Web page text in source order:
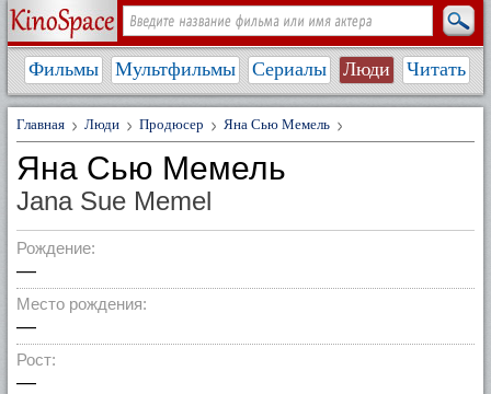
Фильмы Мультфильмы Сериалы Люди Читать
Главная Люди Продюсер Яна Сью Мемель
Яна Сью Мемель
Jana Sue Memel
Рождение:
—
Место рождения:
—
Рост:
—